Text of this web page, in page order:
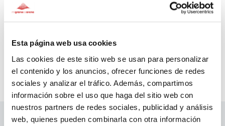
Esta página web usa cookies
Las cookies de este sitio web se usan para personalizar
el contenido y los anuncios, ofrecer funciones de redes
sociales y analizar el tráfico. Además, compartimos
información sobre el uso que haga del sitio web con
nuestros partners de redes sociales, publicidad y análisis
web, quienes pueden combinarla con otra información
Marta
Marta